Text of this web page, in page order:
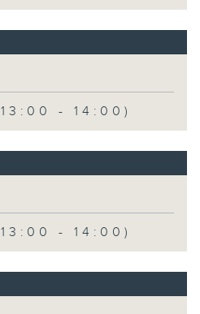
- 14:00)
- 14:00)